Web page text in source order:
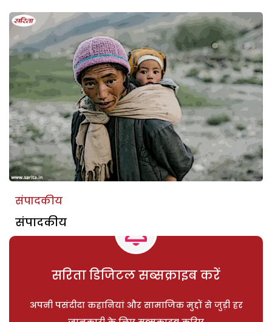
संपादकीय
संपादकीय
सरिता डिजिटल सब्सक्राइब करें
अपनी पसंदीदा कहानियां और सामाजिक मुद्दों से जुड़ी हर